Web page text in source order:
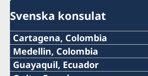
Svenska konsulat
Cartagena, Colombia
Telefon:
+57 605 650 2232
Medellin, Colombia
Telefon:
Guayaquil, Ecuador